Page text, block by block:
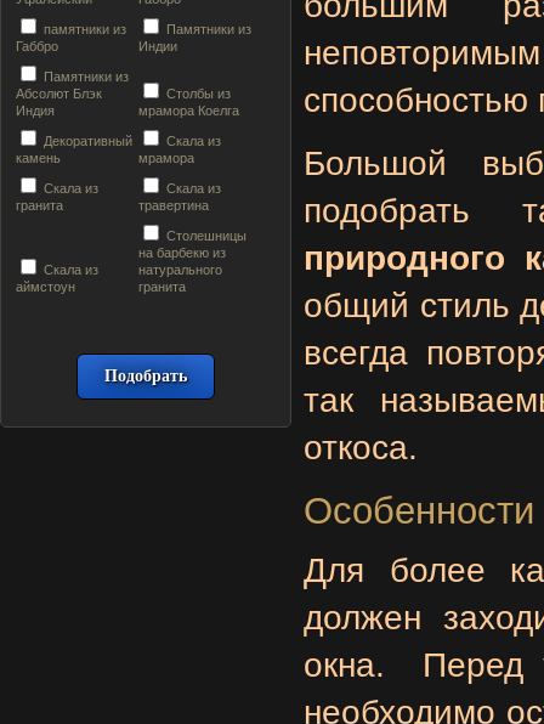
памятники из
Габбро
Памятники из
Индии
Памятники из
Абсолют Блэк
Индия
Столбы из
мрамора Коелга
Декоративный
камень
Скала из
мрамора
Скала из
гранита
Скала из
травертина
Скала из
аймстоун
Столешницы
на барбекю из
натурального
гранита
способностью
Большой
подобрать
природного
общий стиль
всегда
так
откоса.
Особенности
Для более
должен
окна. Перед
необходимо